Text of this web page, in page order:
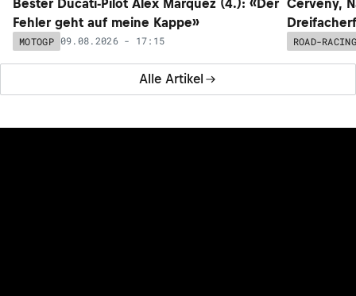
Alle Artikel
Bester Ducati-Pilot Alex Marquez (4.): «Der
Fehler geht auf meine Kappe»
MOTOGP 09.08.2026 - 17:15
Cerveny,
ROAD-RACING